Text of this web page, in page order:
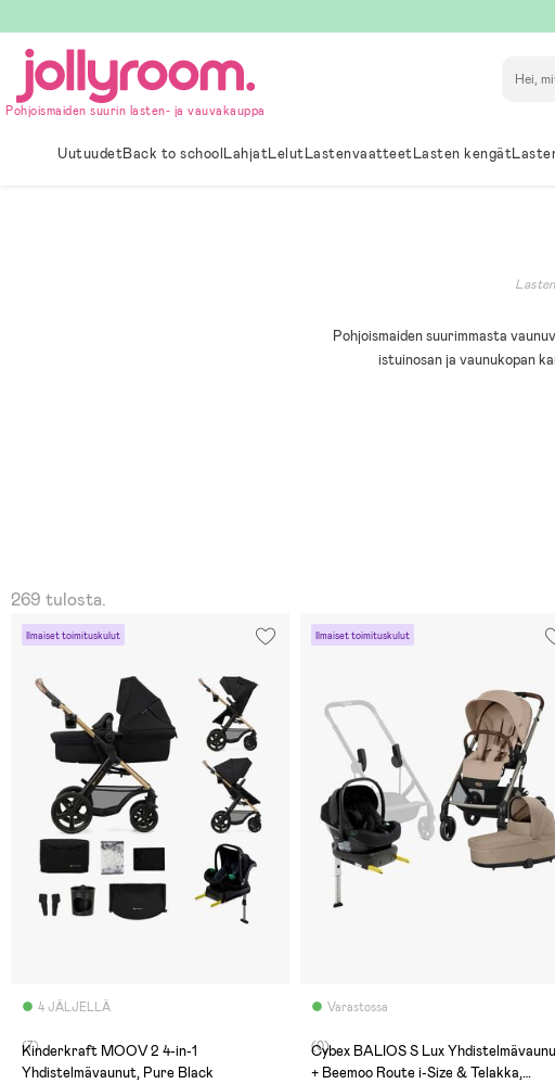
till
innehållet
Pohjoismaiden suurin lasten- ja vauvakauppa
UutuudetBack to schoolLahjatLelutLastenvaatteetLasten kengät
Pohjoismaiden suurimmasta
istuinosan ja vaunukopan
269 tulosta.
Ilmaiset toimituskulut
4 JÄLJELLÄ
(7)
Kinderkraft MOOV 2 4-in-1
Yhdistelmävaunut, Pure Black
Ilmaiset toimituskulut
Varastossa
(0)
Cybex BALIOS S Lux
+ Beemoo Route i-Size & Telakka,